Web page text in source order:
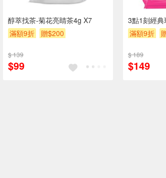
醇萃找茶-菊花亮睛茶4g X7
滿額9折
贈$200
$ 139
$99
3點1刻經
滿額9折
$ 189
$149